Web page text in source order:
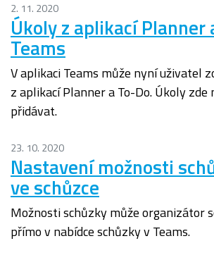
2. 11. 2020
Úkoly z aplikací Planner
Teams
V aplikaci Teams může nyní uživatel
z aplikací Planner a To-Do. Úkoly zde
přidávat.
23. 10. 2020
Nastavení možnosti
ve schůzce
Možnosti schůzky může organizátor
přímo v nabídce schůzky v Teams.